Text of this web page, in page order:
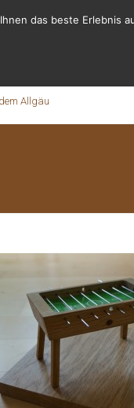
Allgäu
das beste Erlebnis